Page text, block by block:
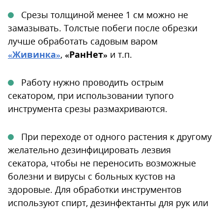
Срезы толщиной менее 1 см можно не
замазывать. Толстые побеги после обрезки
лучше обработать садовым варом
«Живинка», «РанНет» и т.п.
Работу нужно проводить острым
секатором, при использовании тупого
инструмента срезы размахриваются.
При переходе от одного растения к другому
желательно дезинфицировать лезвия
секатора, чтобы не переносить возможные
болезни и вирусы с больных кустов на
здоровые. Для обработки инструментов
используют спирт, дезинфектанты для рук или